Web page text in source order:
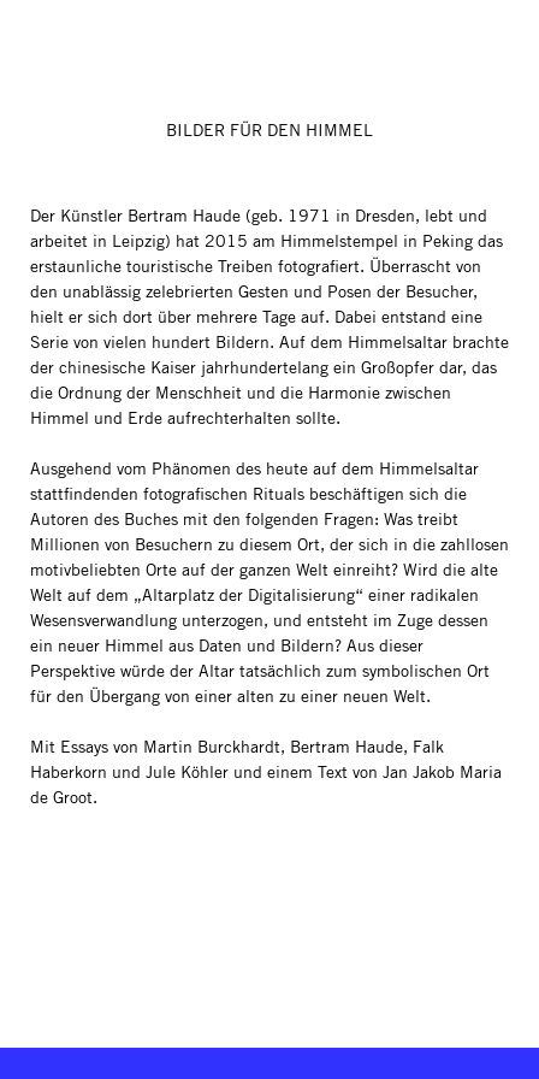
BILDER FÜR DEN HIMMEL
Der Künstler Bertram Haude (geb. 1971 in Dresden, lebt und
arbeitet in Leipzig) hat 2015 am Himmelstempel in Peking das
erstaunliche touristische Treiben fotografiert. Überrascht von
den unablässig zelebrierten Gesten und Posen der Besucher,
hielt er sich dort über mehrere Tage auf. Dabei entstand eine
Serie von vielen hundert Bildern. Auf dem Himmelsaltar brachte
der chinesische Kaiser jahrhundertelang ein Großopfer dar, das
die Ordnung der Menschheit und die Harmonie zwischen
Himmel und Erde aufrechterhalten sollte.
Ausgehend vom Phänomen des heute auf dem Himmelsaltar
stattfindenden fotografischen Rituals beschäftigen sich die
Autoren des Buches mit den folgenden Fragen: Was treibt
Millionen von Besuchern zu diesem Ort, der sich in die zahllosen
motivbeliebten Orte auf der ganzen Welt einreiht? Wird die alte
Welt auf dem „Altarplatz der Digitalisierung“ einer radikalen
Wesensverwandlung unterzogen, und entsteht im Zuge dessen
ein neuer Himmel aus Daten und Bildern? Aus dieser
Perspektive würde der Altar tatsächlich zum symbolischen Ort
für den Übergang von einer alten zu einer neuen Welt.
Mit Essays von Martin Burckhardt, Bertram Haude, Falk
Haberkorn und Jule Köhler und einem Text von Jan Jakob Maria
de Groot.